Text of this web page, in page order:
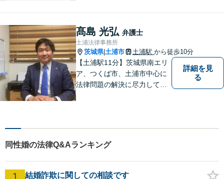
髙島 光弘 弁護士
土浦法律事務所
茨城県| 土浦市 土浦駅 から徒歩10分
【土浦駅11分】茨城県南エリ
ア、つくば市、土浦市中心に
法律問題の解決に尽力してお
ら、お気軽にご相談くださ
詳細を見
る
同性婚の法律Q&Aランキング
1 結婚詐欺に関しての相談です